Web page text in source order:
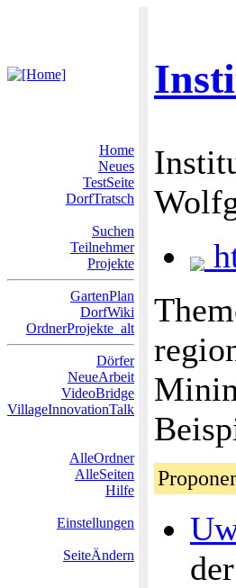
Home
Neues
TestSeite
DorfTratsch
Suchen
Teilnehmer
Projekte
GartenPlan
DorfWiki
OrdnerProjekte_alt
Dörfer
NeueArbeit
VideoBridge
VillageInnovationTalk
AlleOrdner
AlleSeiten
Hilfe
Einstellungen
SeiteÄndern